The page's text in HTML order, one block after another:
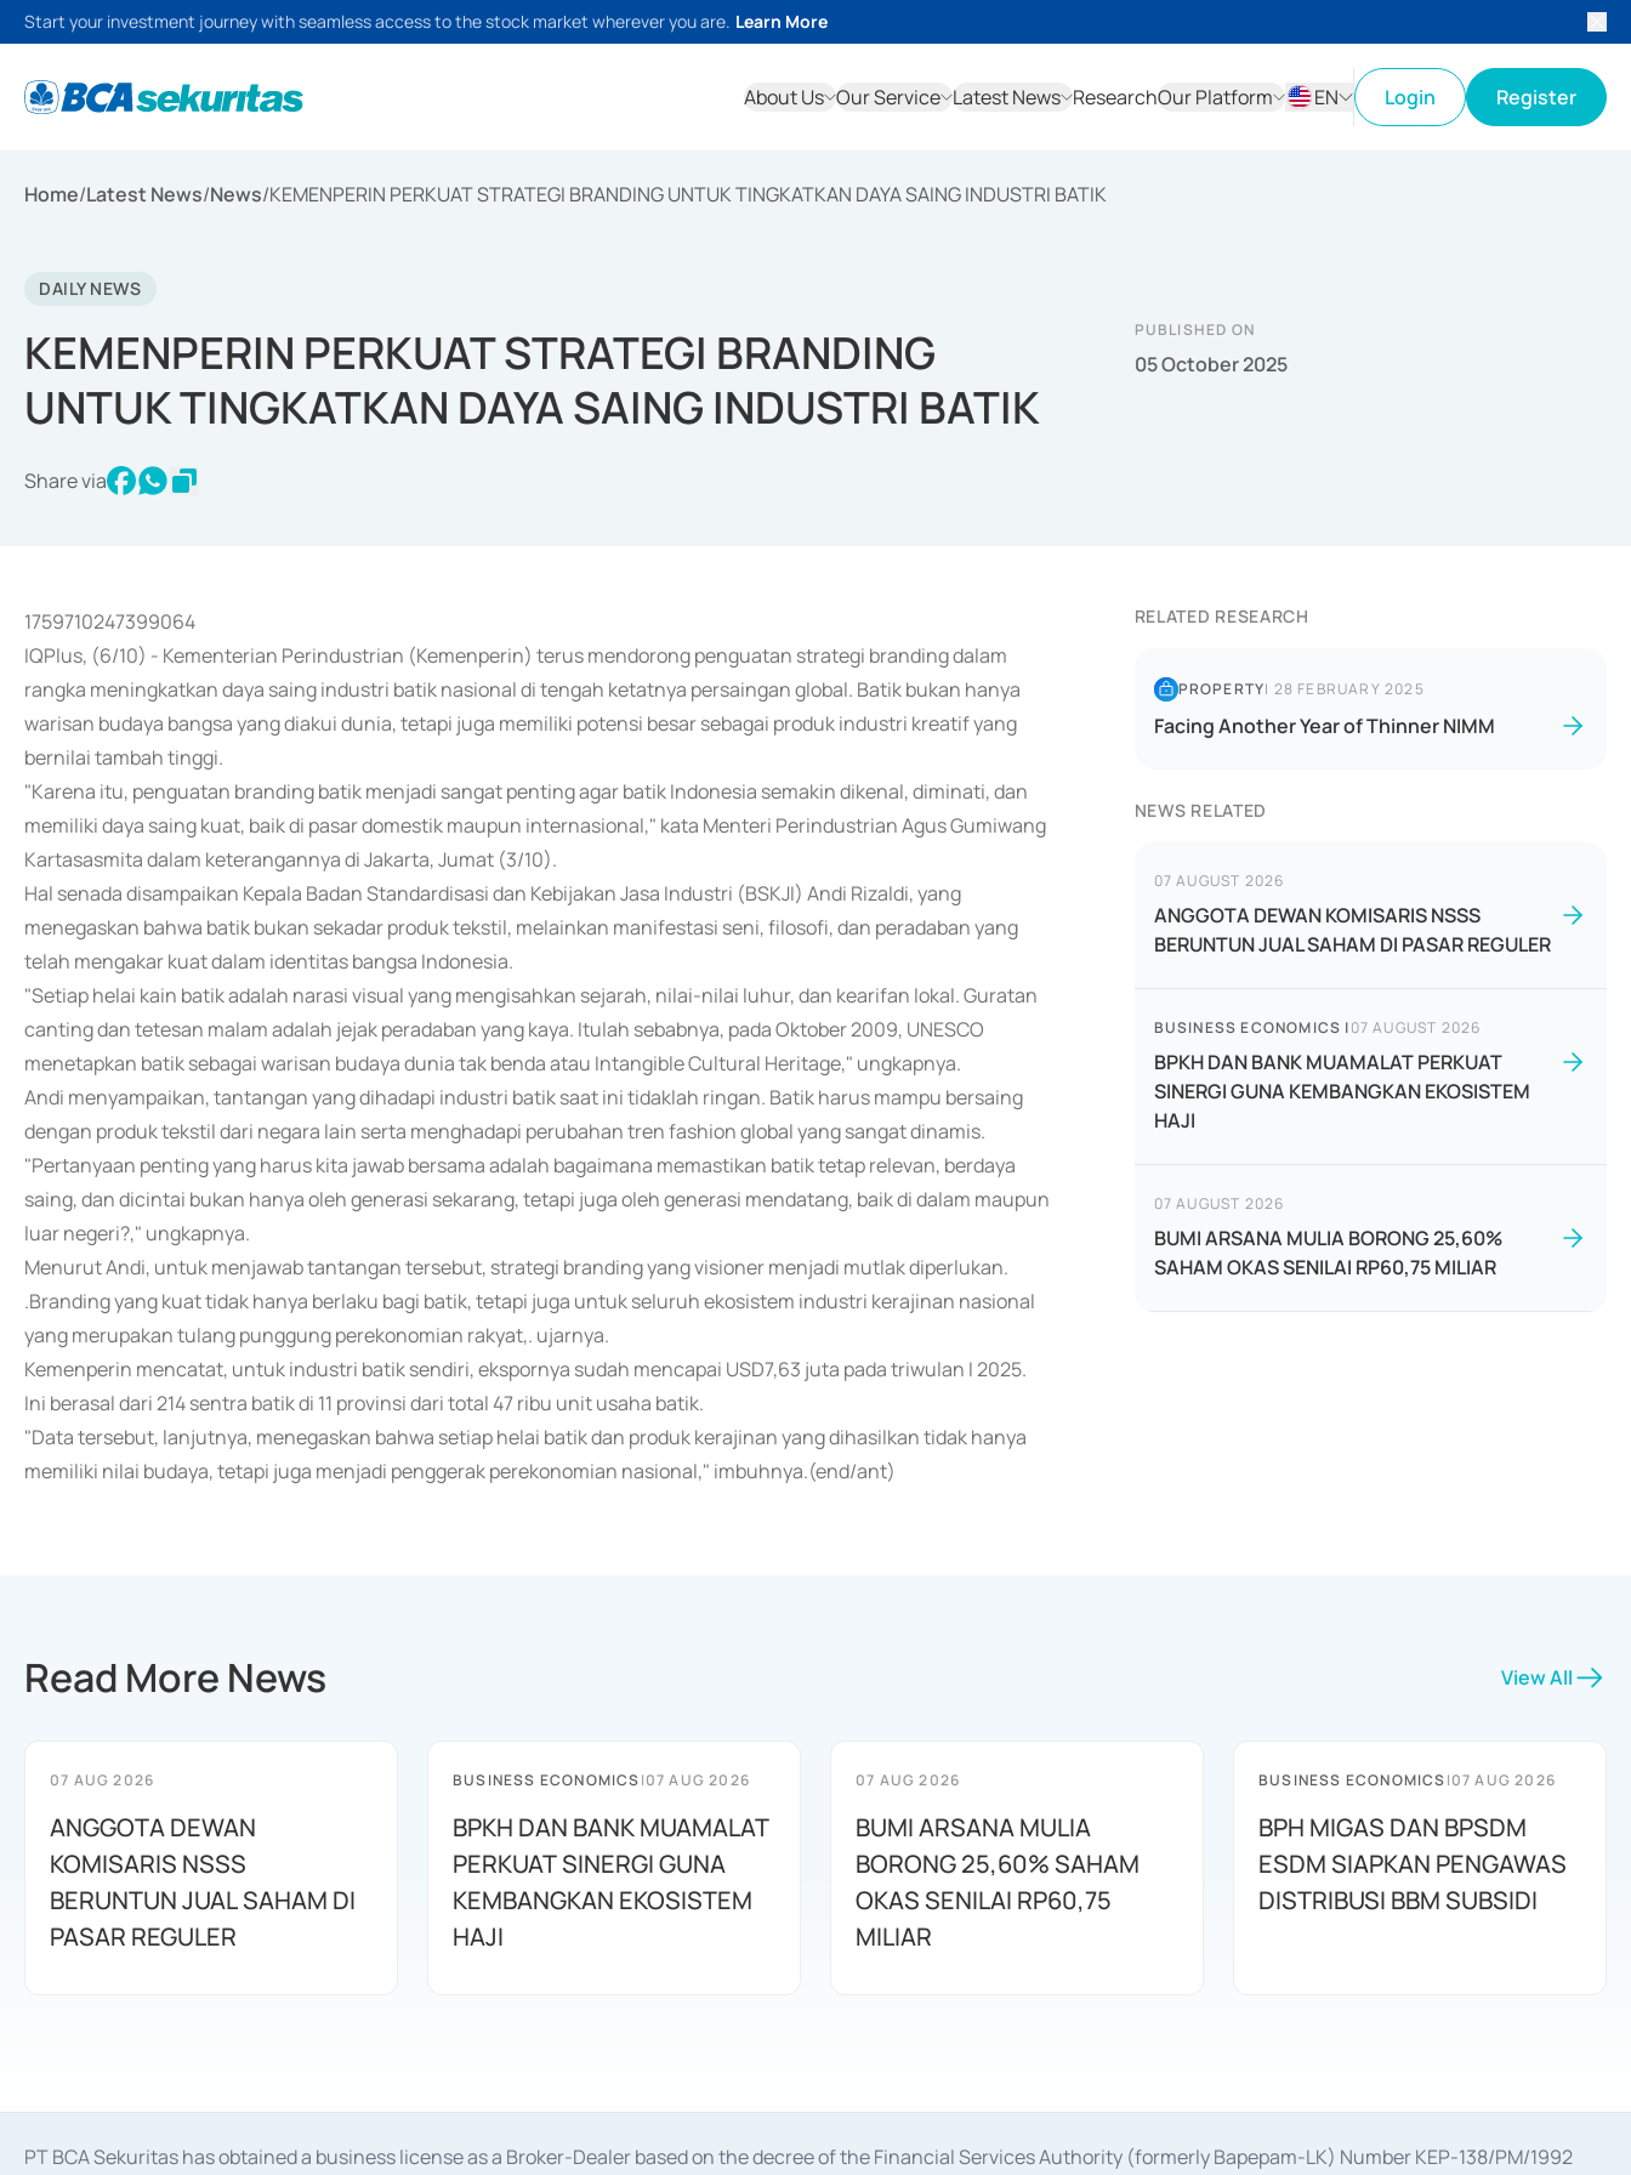
Start your investment journey with seamless access to the stock market wherever you are. Learn More
About Us Our Service Latest News ResearchOur Platform
EN
Login Register
Home/Latest News/News/KEMENPERIN PERKUAT STRATEGI BRANDING UNTUK TINGKATKAN DAYA SAING INDUSTRI BATIK
DAILY NEWS
KEMENPERIN PERKUAT STRATEGI BRANDING
UNTUK TINGKATKAN DAYA SAING INDUSTRI BATIK
Share via
PUBLISHED ON
05 October 2025
1759710247399064
IQPlus, (6/10) - Kementerian Perindustrian (Kemenperin) terus mendorong penguatan strategi branding dalam
rangka meningkatkan daya saing industri batik nasional di tengah ketatnya persaingan global. Batik bukan hanya
warisan budaya bangsa yang diakui dunia, tetapi juga memiliki potensi besar sebagai produk industri kreatif yang
bernilai tambah tinggi.
"Karena itu, penguatan branding batik menjadi sangat penting agar batik Indonesia semakin dikenal, diminati, dan
memiliki daya saing kuat, baik di pasar domestik maupun internasional," kata Menteri Perindustrian Agus Gumiwang
Kartasasmita dalam keterangannya di Jakarta, Jumat (3/10).
Hal senada disampaikan Kepala Badan Standardisasi dan Kebijakan Jasa Industri (BSKJI) Andi Rizaldi, yang
menegaskan bahwa batik bukan sekadar produk tekstil, melainkan manifestasi seni, filosofi, dan peradaban yang
telah mengakar kuat dalam identitas bangsa Indonesia.
"Setiap helai kain batik adalah narasi visual yang mengisahkan sejarah, nilai-nilai luhur, dan kearifan lokal. Guratan
canting dan tetesan malam adalah jejak peradaban yang kaya. Itulah sebabnya, pada Oktober 2009, UNESCO
menetapkan batik sebagai warisan budaya dunia tak benda atau Intangible Cultural Heritage," ungkapnya.
Andi menyampaikan, tantangan yang dihadapi industri batik saat ini tidaklah ringan. Batik harus mampu bersaing
dengan produk tekstil dari negara lain serta menghadapi perubahan tren fashion global yang sangat dinamis.
"Pertanyaan penting yang harus kita jawab bersama adalah bagaimana memastikan batik tetap relevan, berdaya
saing, dan dicintai bukan hanya oleh generasi sekarang, tetapi juga oleh generasi mendatang, baik di dalam maupun
luar negeri?," ungkapnya.
Menurut Andi, untuk menjawab tantangan tersebut, strategi branding yang visioner menjadi mutlak diperlukan.
.Branding yang kuat tidak hanya berlaku bagi batik, tetapi juga untuk seluruh ekosistem industri kerajinan nasional
yang merupakan tulang punggung perekonomian rakyat,. ujarnya.
Kemenperin mencatat, untuk industri batik sendiri, ekspornya sudah mencapai USD7,63 juta pada triwulan I 2025.
Ini berasal dari 214 sentra batik di 11 provinsi dari total 47 ribu unit usaha batik.
"Data tersebut, lanjutnya, menegaskan bahwa setiap helai batik dan produk kerajinan yang dihasilkan tidak hanya
memiliki nilai budaya, tetapi juga menjadi penggerak perekonomian nasional," imbuhnya.(end/ant)
RELATED RESEARCH
PROPERTY| 28 FEBRUARY 2025
Facing Another Year of Thinner NIMM
NEWS RELATED
07 AUGUST 2026
ANGGOTA DEWAN KOMISARIS NSSS
BERUNTUN JUAL SAHAM DI PASAR REGULER
BUSINESS ECONOMICS |07 AUGUST 2026
BPKH DAN BANK MUAMALAT PERKUAT
SINERGI GUNA KEMBANGKAN EKOSISTEM
HAJI
07 AUGUST 2026
BUMI ARSANA MULIA BORONG 25,60%
SAHAM OKAS SENILAI RP60,75 MILIAR
Read More News View All
07 AUG 2026
ANGGOTA DEWAN
KOMISARIS NSSS
BERUNTUN JUAL SAHAM DI
PASAR REGULER
BUSINESS ECONOMICS|07 AUG 2026
BPKH DAN BANK MUAMALAT
PERKUAT SINERGI GUNA
KEMBANGKAN EKOSISTEM
HAJI
07 AUG 2026
BUMI ARSANA MULIA
BORONG 25,60% SAHAM
OKAS SENILAI RP60,75
MILIAR
BUSINESS ECONOMICS|07 AUG 2026
BPH MIGAS DAN BPSDM
ESDM SIAPKAN PENGAWAS
DISTRIBUSI BBM SUBSIDI
PT BCA Sekuritas has obtained a business license as a Broker-Dealer based on the decree of the Financial Services Authority (formerly Bapepam-LK) Number KEP-138/PM/1992